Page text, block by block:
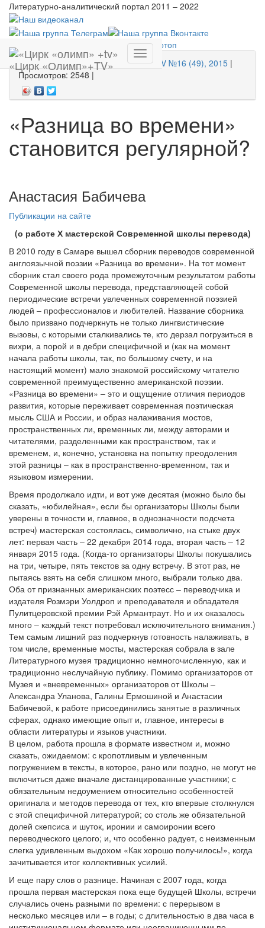
Литературно-аналитический портал 2011 – 2022
Показать
меню
«Цирк «Олимп»+TV»
Тексты и материалы»Хронотоп
21 марта 2015 | "Цирк "Олимп"+TV №16 (49), 2015 |
Просмотров: 2548 |
«Разница во времени»
становится регулярной?
Анастасия Бабичева
Публикации на сайте
(о работе Х мастерской Современной школы перевода)
В 2010 году в Самаре вышел сборник переводов современной
англоязычной поэзии «Разница во времени». На тот момент
сборник стал своего рода промежуточным результатом работы
Современной школы перевода, представляющей собой
периодические встречи увлеченных современной поэзией
людей – профессионалов и любителей. Название сборника
было призвано подчеркнуть не только лингвистические
вызовы, с которыми сталкивались те, кто дерзал погрузиться в
вихри, а порой и в дебри специфичной и (как на момент
начала работы школы, так, по большому счету, и на
настоящий момент) мало знакомой российскому читателю
современной преимущественно американской поэзии.
«Разница во времени» – это и ощущение отличия периодов
развития, которые переживает современная поэтическая
мысль США и России, и образ налаживания мостов,
пространственных ли, временных ли, между авторами и
читателями, разделенными как пространством, так и
временем, и, конечно, установка на попытку преодоления
этой разницы – как в пространственно-временном, так и
языковом измерении.
Время продолжало идти, и вот уже десятая (можно было бы
сказать, «юбилейная», если бы организаторы Школы были
уверены в точности и, главное, в однозначности подсчета
встреч) мастерская состоялась, символично, на стыке двух
лет: первая часть – 22 декабря 2014 года, вторая часть – 12
января 2015 года. (Когда-то организаторы Школы покушались
на три, четыре, пять текстов за одну встречу. В этот раз, не
пытаясь взять на себя слишком много, выбрали только два.
Оба от признанных американских поэтесс – переводчика и
издателя Розмэри Уолдроп и преподавателя и обладателя
Пулитцеровской премии Рэй Армантраут. Но и их оказалось
много – каждый текст потребовал исключительного внимания.)
Тем самым лишний раз подчеркнув готовность налаживать, в
том числе, временные мосты, мастерская собрала в зале
Литературного музея традиционно немногочисленную, как и
традиционно неслучайную публику. Помимо организаторов от
Музея и «вневременных» организаторов от Школы –
Александра Уланова, Галины Ермошиной и Анастасии
Бабичевой, к работе присоединились занятые в различных
сферах, однако имеющие опыт и, главное, интересы в
области литературы и языков участники.
В целом, работа прошла в формате известном и, можно
сказать, ожидаемом: с кропотливым и увлеченным
погружением в тексты, в которое, рано или поздно, не могут не
включиться даже вначале дистанцированные участники; с
обязательным недоумением относительно особенностей
оригинала и методов перевода от тех, кто впервые столкнулся
с этой специфичной литературой; со столь же обязательной
долей скепсиса и шуток, иронии и самоиронии всего
переводческого целого; и, что особенно радует, с неизменным
слегка удивленным выдохом «Как хорошо получилось!», когда
зачитывается итог коллективных усилий.
И еще пару слов о разнице. Начиная с 2007 года, когда
прошла первая мастерская пока еще будущей Школы, встречи
случались очень разными по времени: с перерывом в
несколько месяцев или – в годы; с длительностью в два часа в